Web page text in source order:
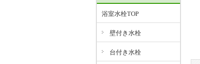
浴室水栓TOP
壁付き水栓
台付き水栓